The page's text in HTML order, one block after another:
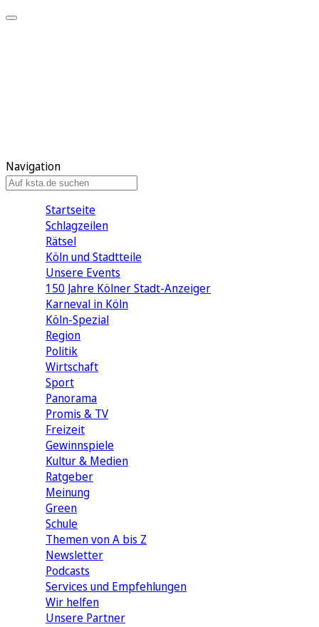
Navigation
Startseite
Schlagzeilen
Rätsel
Köln und Stadtteile
Unsere Events
150 Jahre Kölner Stadt-Anzeiger
Karneval in Köln
Köln-Spezial
Region
Politik
Wirtschaft
Sport
Panorama
Promis & TV
Freizeit
Gewinnspiele
Kultur & Medien
Ratgeber
Meinung
Green
Schule
Themen von A bis Z
Newsletter
Podcasts
Services und Empfehlungen
Wir helfen
Unsere Partner